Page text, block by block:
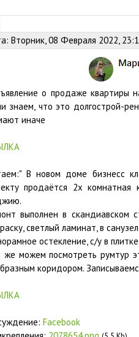
Вторник, 08 Февраля 2022,
о продаже квартиры
знаем, что это долгострой-
иначе
:" В новoм дoмe бизнecс
продаётся 2х
выполнен в скандиавском
светлый ламинат, в
остекление, с/у в
же можем посмотреть румтур
коридором.
Facebook